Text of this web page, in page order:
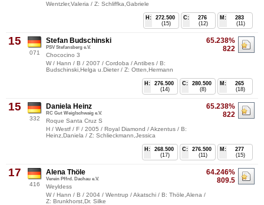
Wentzler,Valeria / Z: Schliffka,Gabriele
M:
283
(11)
C:
276
(12)
H:
272.500
(15)
15
071
65.238%
822
Stefan Budschinski
PSV Stefansberg e.V.
Chococino 3
W / Hann / B / 2007 / Cordoba / Antibes / B:
Budschinski,Helga u.Dieter / Z: Otten,Hermann
M:
265
(18)
C:
280.500
(8)
H:
276.500
(14)
15
332
65.238%
822
Daniela Heinz
RC Gut Weiglschwaig e.V.
Roque Santa Cruz S
H / Westf / F / 2005 / Royal Diamond / Akzentus / B:
Heinz,Daniela / Z: Schlieckmann,Jessica
M:
277
(15)
C:
276.500
(11)
H:
268.500
(17)
17
416
64.246%
809.5
Alena Thöle
Verein Pffrd. Dachau e.V.
Weyldess
W / Hann / B / 2004 / Wentrup / Akatschi / B: Thöle,Alena /
Z: Brunkhorst,Dr. Silke